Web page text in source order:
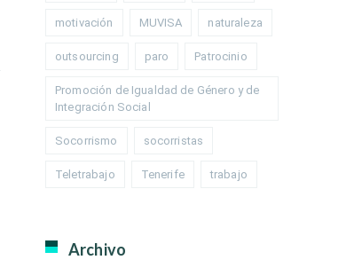
motivación MUVISA naturaleza
outsourcing paro Patrocinio
Promoción de Igualdad de Género y de
Integración Social
Socorrismo socorristas
Teletrabajo Tenerife trabajo
Archivo